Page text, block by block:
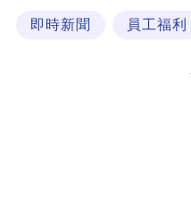
即時新聞 員工福利